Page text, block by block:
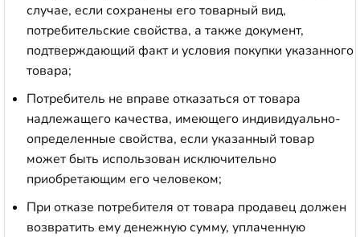
случае, если сохранены его товарный вид,
потребительские свойства, а также документ,
подтверждающий факт и условия покупки указанного
товара;
Потребитель не вправе отказаться от товара
надлежащего качества, имеющего индивидуально-
определенные свойства, если указанный товар
может быть использован исключительно
приобретающим его человеком;
При отказе потребителя от товара продавец должен
возвратить ему денежную сумму, уплаченную